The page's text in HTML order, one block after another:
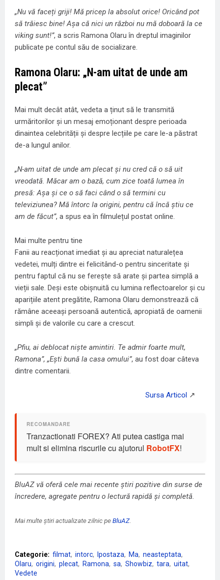
„Nu vă faceți griji! Mă pricep la absolut orice! Oricând pot
să trăiesc bine! Așa că nici un război nu mă doboară la ce
viking sunt!”, a scris Ramona Olaru în dreptul imaginilor
publicate pe contul său de socializare.
Ramona Olaru: „N-am uitat de unde am
plecat”
Mai mult decât atât, vedeta a ținut să le transmită
urmăritorilor și un mesaj emoționant despre perioada
dinaintea celebrității și despre lecțiile pe care le-a păstrat
de-a lungul anilor.
„N-am uitat de unde am plecat și nu cred că o să uit
vreodată. Măcar am o bază, cum zice toată lumea în
presă: Așa și ce o să faci când o să termini cu
televiziunea? Mă întorc la origini, pentru că încă știu ce
am de făcut”, a spus ea în filmulețul postat online.
Mai multe pentru tine
Fanii au reacționat imediat și au apreciat naturalețea
vedetei, mulți dintre ei felicitând-o pentru sinceritate și
pentru faptul că nu se ferește să arate și partea simplă a
vieții sale. Deși este obișnuită cu lumina reflectoarelor și cu
aparițiile atent pregătite, Ramona Olaru demonstrează că
rămâne aceeași persoană autentică, apropiată de oamenii
simpli și de valorile cu care a crescut.
„Pfiu, ai deblocat niște amintiri. Te admir foarte mult,
Ramona”, „Ești bună la casa omului”, au fost doar câteva
dintre comentarii.
Tranzactionati FOREX? Ati putea castiga mai
mult si elimina riscurile cu ajutorul RobotFX!
BluAZ vă oferă cele mai recente știri pozitive din surse de
încredere, agregate pentru o lectură rapidă și completă.
Mai multe știri actualizate zilnic peBluAZ
Categorie: filmat intorc Ipostaza Ma
neasteptata
Olaru
origini plecat Ramona sa Showbiz tara
uitat
Vedete